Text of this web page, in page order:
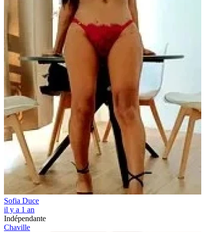
Sofia Duce
il y a 1 an
Indépendante
Chaville